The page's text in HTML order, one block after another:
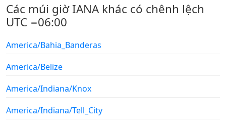
Các múi giờ IANA khác có chênh lệch
UTC −06:00
America/Bahia_Banderas
America/Belize
America/Indiana/Knox
America/Indiana/Tell_City